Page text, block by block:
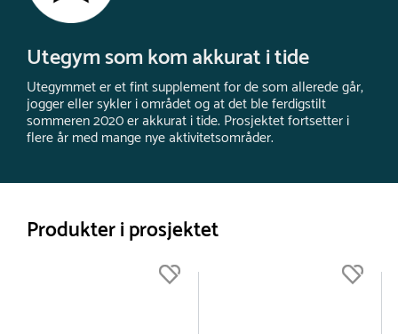
Utegym som kom akkurat i tide
Utegymmet er et fint supplement for de som allerede går,
jogger eller sykler i området og at det ble ferdigstilt
sommeren 2020 er akkurat i tide. Prosjektet fortsetter i
flere år med mange nye aktivitetsområder.
Produkter i prosjektet